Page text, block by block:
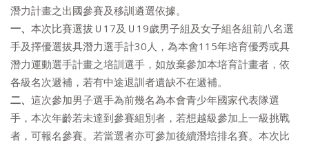
潛力計畫之出國參賽及移訓遴選依據。
一、 本次比賽選拔Ｕ17及Ｕ19歲男子組及女子組各組前八名選
手及擇優選拔具潛力選手計30人，為本會115年培育優秀或具
潛力運動選手計畫之培訓選手，如放棄參加本培育計畫者，依
各級名次遞補，若有中途退訓者遺缺不在遞補。
二、 這次參加男子選手為前幾名為本會青少年國家代表隊選
手，本次年齡若未達到參賽組別者，若想越級參加上一級挑戰
者，可報名參賽。若當選者亦可參加後續潛培排名賽。本次比